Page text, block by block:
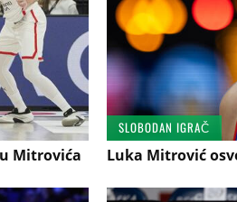
Mitrovića
SLOBODAN IGRAČ
Luka Mitrović